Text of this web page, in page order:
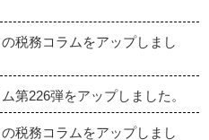
税務コラムをアップしまし
第226弾をアップしました。
税務コラムをアップしまし